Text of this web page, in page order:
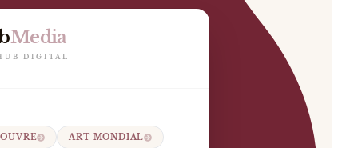
le Louvre déploie ses collections universelles
Media
DIGITAL
ART MONDIAL